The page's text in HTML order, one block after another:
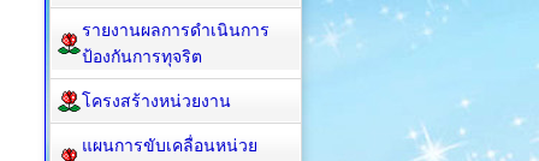
รายงานผลการดำเนินการ
ป้องกันการทุจริต
โครงสร้างหน่วยงาน
แผนการขับเคลื่อนหน่วย